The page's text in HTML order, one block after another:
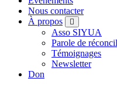
Nous contacter
À propos
Asso SIYUA
Parole de
Témoignages
Newsletter
Don